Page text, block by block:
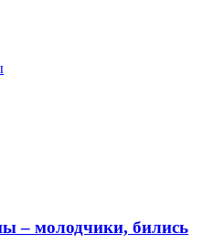
– молодчики, бились